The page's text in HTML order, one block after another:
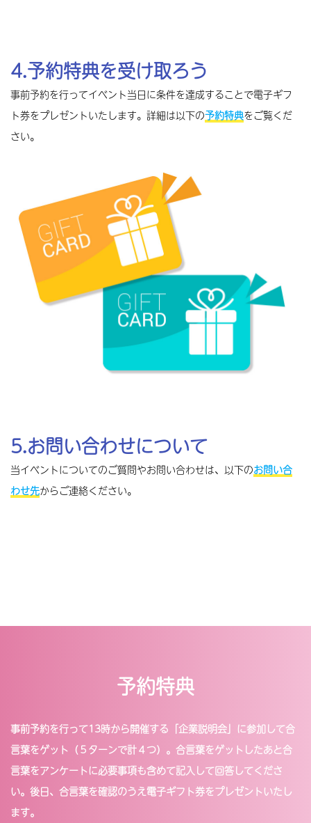
基陽
入社3年目で部署設立の実績あり！
はりまっち 掲載ページ
メーカー（機械）｜〔本社〕神戸市
近畿工業
ひょうご仕事と生活のバランス表彰企業！
自社サイト
専門店（携帯電話・通信）｜〔本社〕姫路市
キンキテレコム
あなただけの「ドラえもん」
メーカー（食品）｜〔本社〕大阪市
グリコマニュファクチャリングジャパン
みんなの生活にかかせないものを提供します
頼れる先輩がいつでもそばに！
IT・ソフトウェア｜〔本社〕神戸市
ジィ・アンド・ジィ
ずっと兵庫で働ける環境がここにあります！
4.予約特典を受け取ろう
事前予約を行ってイベント当日に条件を達成することで電子ギフ
ト券をプレゼントいたします。詳細は以下の予約特典をご覧くだ
さい。
5.お問い合わせについて
当イベントについてのご質問やお問い合わせは、以下のお問い合
わせ先からご連絡ください。
予約特典
事前予約を行って13時から開催する「企業説明会」に参加して合
言葉をゲット（５ターンで計４つ）。 合言葉をゲットしたあと合
言葉をアンケートに必要事項も含めて記入して回答してくださ
い。 後日、合言葉を確認のうえ電子ギフト券をプレゼントいたし
ます。